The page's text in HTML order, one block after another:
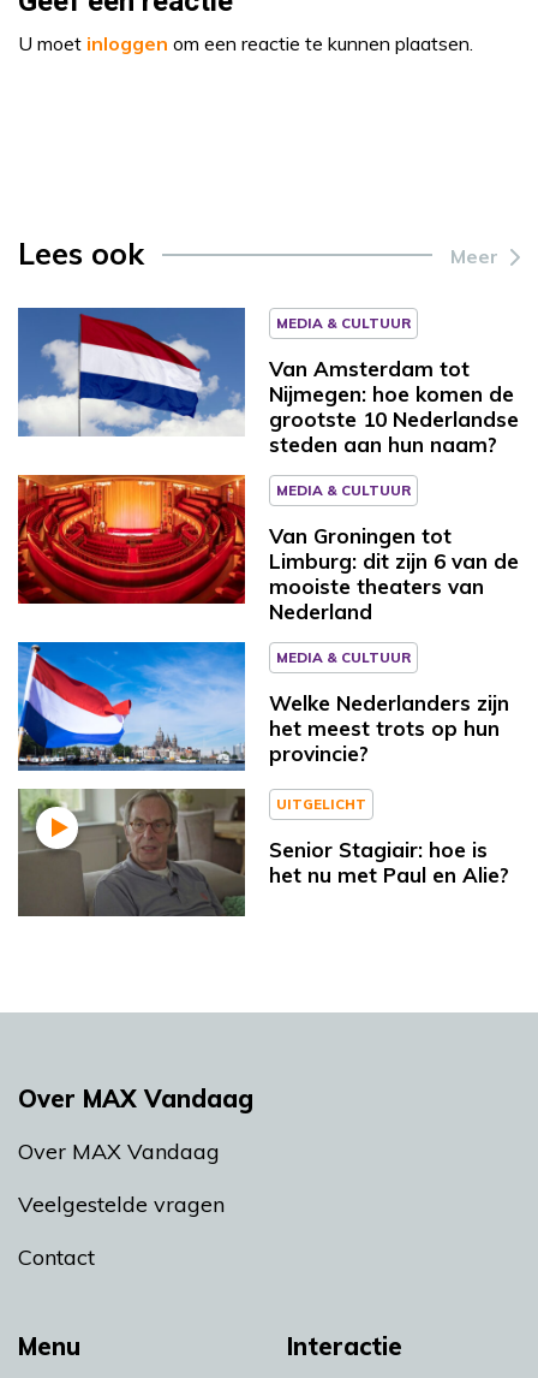
U moet inloggen om een reactie te kunnen plaatsen.
Lees ook Meer
MEDIA & CULTUUR
Van Amsterdam tot
Nijmegen: hoe komen de
grootste 10 Nederlandse
steden aan hun naam?
MEDIA & CULTUUR
Van Groningen tot
Limburg: dit zijn 6 van de
mooiste theaters van
Nederland
MEDIA & CULTUUR
Welke Nederlanders zijn
het meest trots op hun
provincie?
UITGELICHT
Senior Stagiair: hoe is
het nu met Paul en Alie?
Menu Interactie
Over MAX Vandaag
Over MAX Vandaag
Veelgestelde vragen
Contact